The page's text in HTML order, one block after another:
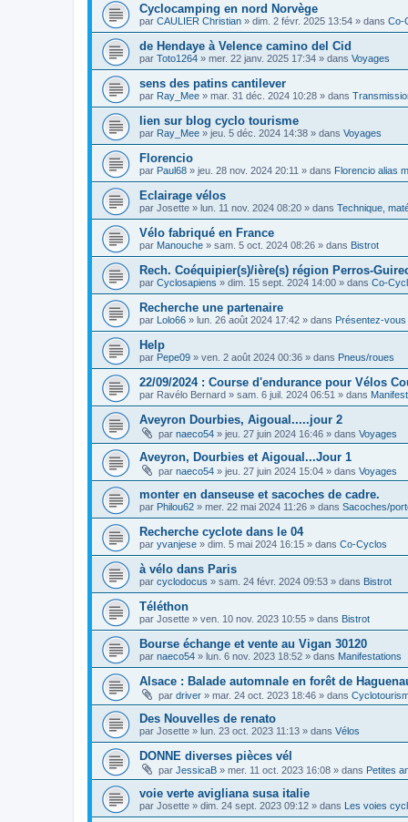
Cyclocamping en nord Norvège
par CAULIER Christian » dim. 2 févr. 2025 13:54 » dans Co-
de Hendaye à Velence camino del Cid
par Toto1264 » mer. 22 janv. 2025 17:34 » dans Voyages
sens des patins cantilever
par Ray_Mee » mar. 31 déc. 2024 10:28 » dans
lien sur blog cyclo tourisme
par Ray_Mee » jeu. 5 déc. 2024 14:38 » dans Voyages
Florencio
par Paul68 » jeu. 28 nov. 2024 20:11 » dans Florencio alias
Eclairage vélos
par Josette » lun. 11 nov. 2024 08:20 » dans Technique,
Vélo fabriqué en France
par Manouche » sam. 5 oct. 2024 08:26 » dans Bistrot
Rech. Coéquipier(s)/ière(s) région Perros-
par Cyclosapiens » dim. 15 sept. 2024 14:00 » dans Co-
Recherche une partenaire
par Lolo66 » lun. 26 août 2024 17:42 » dans Présentez-vous
Help
par Pepe09 » ven. 2 août 2024 00:36 » dans Pneus/roues
22/09/2024 : Course d'endurance pour Vélos
par Ravélo Bernard » sam. 6 juil. 2024 06:51 » dans
Aveyron Dourbies, Aigoual.....jour 2
par naeco54 » jeu. 27 juin 2024 16:46 » dans Voyages
Aveyron, Dourbies et Aigoual...Jour 1
par naeco54 » jeu. 27 juin 2024 15:04 » dans Voyages
monter en danseuse et sacoches de cadre.
par Philou62 » mer. 22 mai 2024 11:26 » dans Sacoches/
Recherche cyclote dans le 04
par yvanjese » dim. 5 mai 2024 16:15 » dans Co-Cyclos
à vélo dans Paris
par cyclodocus » sam. 24 févr. 2024 09:53 » dans Bistrot
Téléthon
par Josette » ven. 10 nov. 2023 10:55 » dans Bistrot
Bourse échange et vente au Vigan 30120
par naeco54 » lun. 6 nov. 2023 18:52 » dans Manifestations
Alsace : Balade automnale en forêt de
par driver » mar. 24 oct. 2023 18:46 » dans
Des Nouvelles de renato
par Josette » lun. 23 oct. 2023 11:13 » dans Vélos
DONNE diverses pièces vél
par JessicaB » mer. 11 oct. 2023 16:08 » dans Petites
voie verte avigliana susa italie
par Josette » dim. 24 sept. 2023 09:12 » dans Les voies